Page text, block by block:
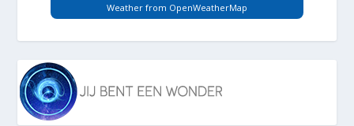
Weather from OpenWeatherMap